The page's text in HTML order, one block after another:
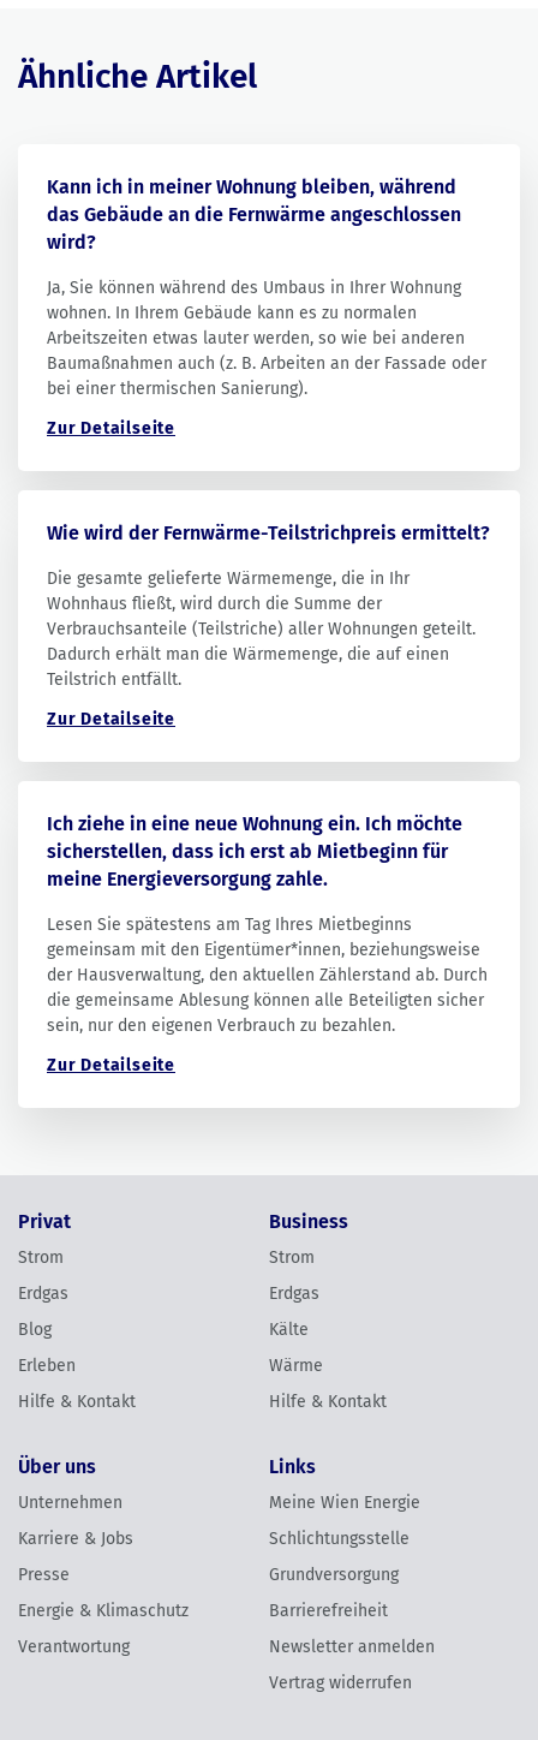
Ähnliche Artikel
Kann ich in meiner Wohnung bleiben, während
das Gebäude an die Fernwärme angeschlossen
wird?
Ja, Sie können während des Umbaus in Ihrer Wohnung
wohnen. In Ihrem Gebäude kann es zu normalen
Arbeitszeiten etwas lauter werden, so wie bei anderen
Baumaßnahmen auch (z. B. Arbeiten an der Fassade oder
bei einer thermischen Sanierung).
Zur Detailseite
Wie wird der Fernwärme-Teilstrichpreis ermittelt?
Die gesamte gelieferte Wärmemenge, die in Ihr
Wohnhaus fließt, wird durch die Summe der
Verbrauchsanteile (Teilstriche) aller Wohnungen geteilt.
Dadurch erhält man die Wärmemenge, die auf einen
Teilstrich entfällt.
Zur Detailseite
Ich ziehe in eine neue Wohnung ein. Ich möchte
sicherstellen, dass ich erst ab Mietbeginn für
meine Energieversorgung zahle.
Lesen Sie spätestens am Tag Ihres Mietbeginns
gemeinsam mit den Eigentümer*innen, beziehungsweise
der Hausverwaltung, den aktuellen Zählerstand ab. Durch
die gemeinsame Ablesung können alle Beteiligten sicher
sein, nur den eigenen Verbrauch zu bezahlen.
Zur Detailseite
Privat
Strom
Erdgas
Blog
Erleben
Hilfe & Kontakt
Business
Strom
Erdgas
Kälte
Wärme
Hilfe & Kontakt
Über uns
Unternehmen
Karriere & Jobs
Presse
Energie & Klimaschutz
Verantwortung
Links
Meine Wien Energie
Schlichtungsstelle
Grundversorgung
Barrierefreiheit
Newsletter anmelden
Vertrag widerrufen